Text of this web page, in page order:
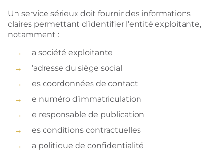
Un service sérieux doit fournir des informations
claires permettant d’identifier l’entité exploitante,
notamment :
la société exploitante
l’adresse du siège social
les coordonnées de contact
le numéro d’immatriculation
le responsable de publication
les conditions contractuelles
la politique de confidentialité